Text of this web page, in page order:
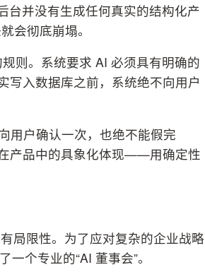
台并没有生成任何真实的结构化产
会彻底崩塌。
则。系统要求 AI 必须具有明确的
写入数据库之前，系统绝不向用户
用户确认一次，也绝不能假完
在产品中的具象化体现——用确定性
局限性。为了应对复杂的企业战略
个专业的“AI 董事会”。